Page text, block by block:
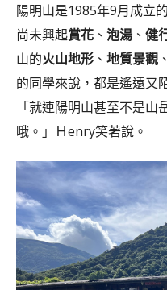
陽明山是1985年9月成立
尚未興起賞花 、 泡湯 、 健
山的火山地形 、 地質景觀 、
的同學來說，都是遙遠又
「就連陽明山甚至不是
哦。」Ｈenry笑著說。